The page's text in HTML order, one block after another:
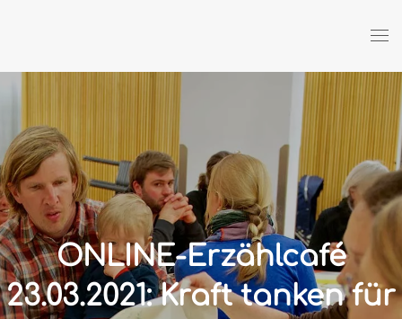
ONLINE-Erzählcafé
23.03.2021: Kraft tanken für